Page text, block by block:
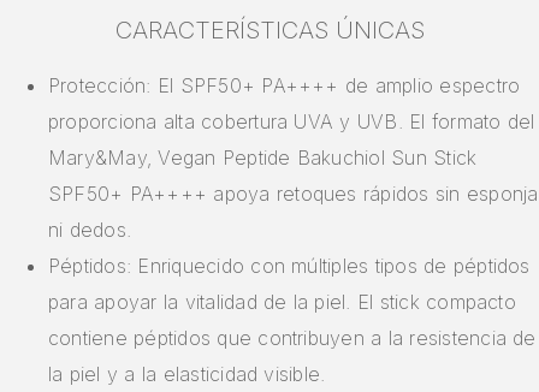
CARACTERÍSTICAS ÚNICAS
Protección: El SPF50+ PA++++ de amplio espectro
proporciona alta cobertura UVA y UVB. El formato del
Mary&May, Vegan Peptide Bakuchiol Sun Stick
SPF50+ PA++++ apoya retoques rápidos sin esponja
ni dedos.
Péptidos: Enriquecido con múltiples tipos de péptidos
para apoyar la vitalidad de la piel. El stick compacto
contiene péptidos que contribuyen a la resistencia de
la piel y a la elasticidad visible.